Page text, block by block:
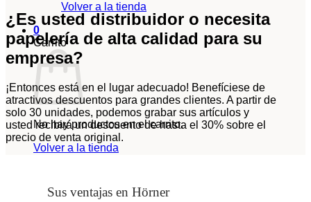
Volver a la tienda
0
Carrito
No hay productos en el carrito.
Volver a la tienda
Sus ventajas en Hörner
¿Es usted distribuidor o necesita
papelería de alta calidad para su
empresa?
¡Entonces está en el lugar adecuado! Benefíciese de
atractivos descuentos para grandes clientes. A partir de
solo 30 unidades, podemos grabar sus artículos y
usted recibirá un descuento de hasta el 30% sobre el
precio de venta original.